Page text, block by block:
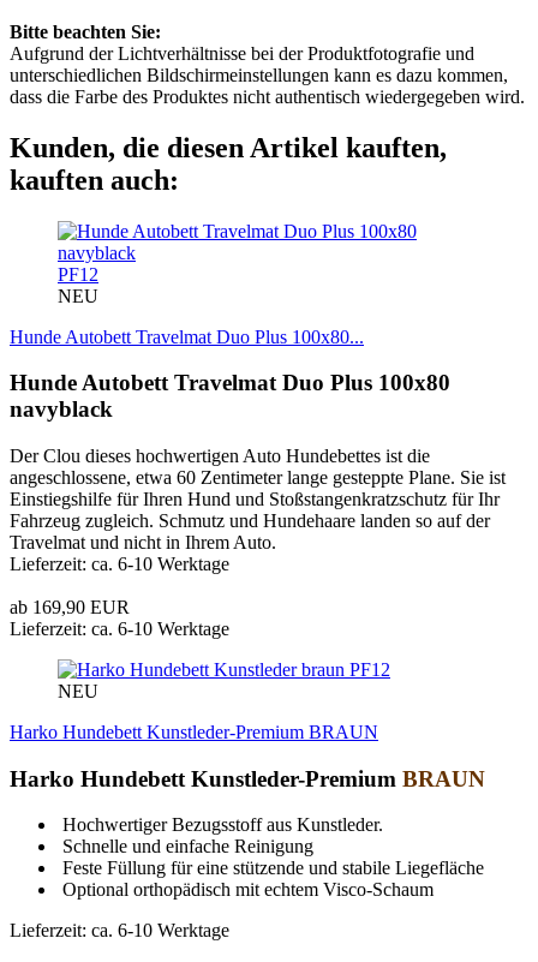
Bitte beachten Sie:
Aufgrund der Lichtverhältnisse bei der Produktfotografie und
unterschiedlichen Bildschirmeinstellungen kann es dazu kommen,
dass die Farbe des Produktes nicht authentisch wiedergegeben wird.
Kunden, die diesen Artikel kauften,
kauften auch:
PF12
NEU
Hunde Autobett Travelmat Duo Plus 100x80...
Hunde Autobett Travelmat Duo Plus 100x80
navyblack
Der Clou dieses hochwertigen Auto Hundebettes ist die
angeschlossene, etwa 60 Zentimeter lange gesteppte Plane. Sie ist
Einstiegshilfe für Ihren Hund und Stoßstangenkratzschutz für Ihr
Fahrzeug zugleich. Schmutz und Hundehaare landen so auf der
Travelmat und nicht in Ihrem Auto.
Lieferzeit: ca. 6-10 Werktage
ab 169,90 EUR
Lieferzeit: ca. 6-10 Werktage
PF12
NEU
Harko Hundebett Kunstleder-Premium BRAUN
Harko Hundebett Kunstleder-Premium BRAUN
Hochwertiger Bezugsstoff aus Kunstleder.
Schnelle und einfache Reinigung
Feste Füllung für eine stützende und stabile Liegefläche
Optional orthopädisch mit echtem Visco-Schaum
Lieferzeit: ca. 6-10 Werktage